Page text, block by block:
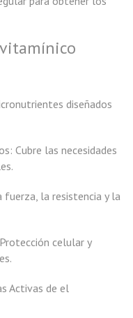
diseñados
Cubre las necesidades
fuerza, la resistencia y la
celular y
Activas de el